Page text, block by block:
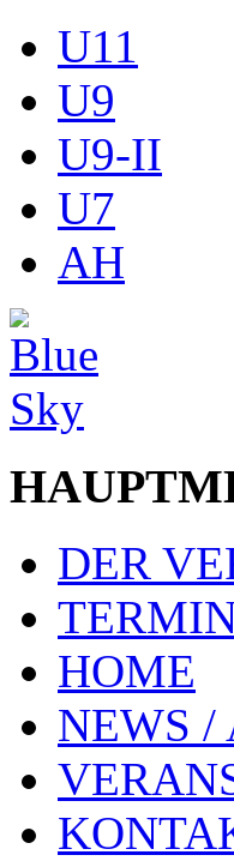
U11
U9
U9-II
U7
AH
DER
HOME
NEWS /